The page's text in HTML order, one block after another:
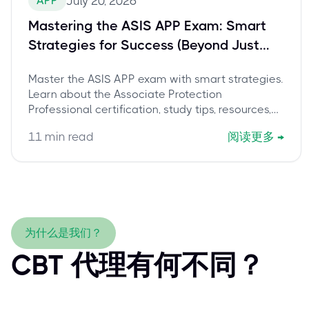
Mastering the ASIS APP Exam: Smart
Strategies for Success (Beyond Just
Master the ASIS APP exam with smart strategies.
Learn about the Associate Protection
Professional certification, study tips, resources,
11 min read 阅读更多 →
为什么是我们？
CBT 代理有何不同？